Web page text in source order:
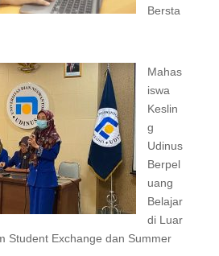
Bersta
Mahas
iswa
Keslin
g
Udinus
Berpel
uang
Belajar
di Luar
Student Exchange dan Summer